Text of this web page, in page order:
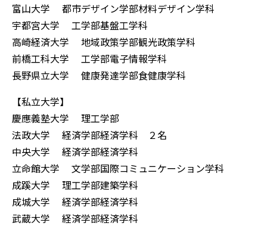
富山大学 都市デザイン学部材料デザイン学科
宇都宮大学 工学部基盤工学科
高崎経済大学 地域政策学部観光政策学科
前橋工科大学 工学部電子情報学科
長野県立大学 健康発達学部食健康学科
【私立大学】
慶應義塾大学 理工学部
法政大学 経済学部経済学科 ２名
中央大学 経済学部経済学科
立命館大学 文学部国際コミュニケーション学科
成蹊大学 理工学部建築学科
成城大学 経済学部経済学科
武蔵大学 経済学部経済学科